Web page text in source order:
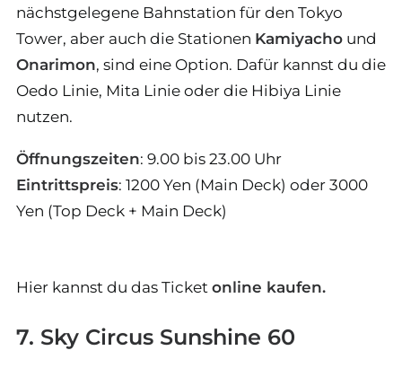
nächstgelegene Bahnstation für den Tokyo
Tower, aber auch die Stationen Kamiyacho und
Onarimon, sind eine Option. Dafür kannst du die
Oedo Linie, Mita Linie oder die Hibiya Linie
nutzen.
Öffnungszeiten: 9.00 bis 23.00 Uhr
Eintrittspreis: 1200 Yen (Main Deck) oder 3000
Yen (Top Deck + Main Deck)
Hier kannst du das Ticket online kaufen.
7. Sky Circus Sunshine 60